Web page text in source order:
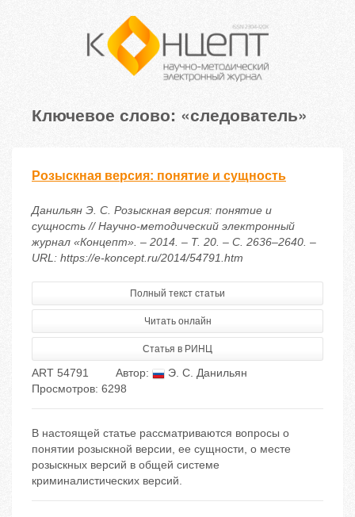
Ключевое слово: «следователь»
Розыскная версия: понятие и сущность
Данильян Э. С. Розыскная версия: понятие и
сущность // Научно-методический электронный
журнал «Концепт». – 2014. – Т. 20. – С. 2636–2640. –
URL: https://e-koncept.ru/2014/54791.htm
Полный текст статьи
Читать онлайн
Статья в РИНЦ
ART 54791 Автор:
Э. С. Данильян
Просмотров: 6298
В настоящей статье рассматриваются вопросы о
понятии розыскной версии, ее сущности, о месте
розыскных версий в общей системе
криминалистических версий.